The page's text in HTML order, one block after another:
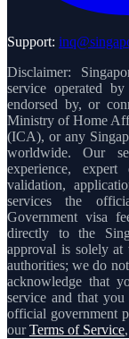
Support:
Disclaimer:
service operated
endorsed by, or
Ministry of Home
(ICA), or any
worldwide. Our
experience,
validation,
services the
Government visa
directly to the
approval is solely at
authorities; we do
acknowledge that
service and that
official government
ourTerms of Service,